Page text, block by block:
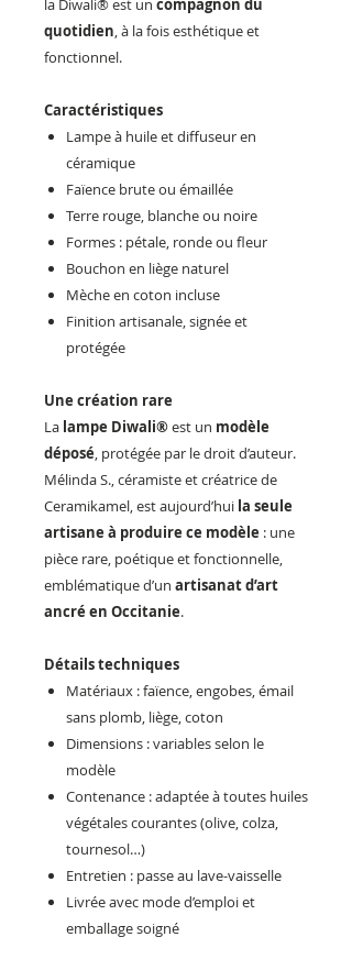
la Diwali® est un compagnon du
quotidien, à la fois esthétique et
fonctionnel.
Caractéristiques
Lampe à huile et diffuseur en
céramique
Faïence brute ou émaillée
Terre rouge, blanche ou noire
Formes : pétale, ronde ou fleur
Bouchon en liège naturel
Mèche en coton incluse
Finition artisanale, signée et
protégée
Une création rare
La lampe Diwali®est un modèle
déposé, protégée par le droit d’auteur.
Mélinda S., céramiste et créatrice de
Ceramikamel, est aujourd’hui la seule
artisane à produire ce modèle : une
pièce rare, poétique et fonctionnelle,
emblématique d’un artisanat d’art
ancré en Occitanie.
Détails techniques
Matériaux : faïence, engobes, émail
sans plomb, liège, coton
Dimensions : variables selon le
modèle
Contenance : adaptée à toutes huiles
végétales courantes (olive, colza,
tournesol…)
Entretien : passe au lave-vaisselle
Livrée avec mode d’emploi et
emballage soigné